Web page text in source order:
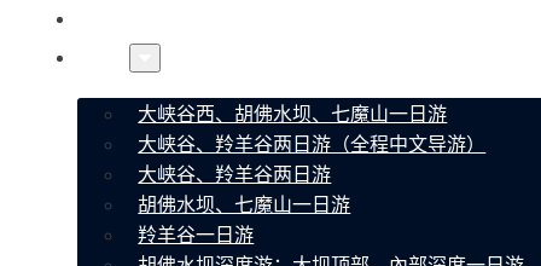
大峡谷西、胡佛水坝、七魔山一日游
大峡谷、羚羊谷两日游（全程中文导游）
大峡谷、羚羊谷两日游
胡佛水坝、七魔山一日游
羚羊谷一日游